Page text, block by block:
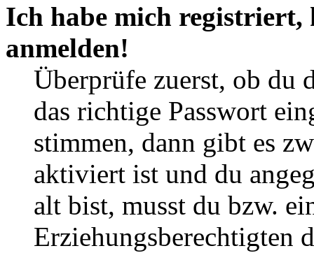
Ich habe mich
anmelden!
Überprüfe zuerst, ob du
das richtige Passwort
stimmen, dann gibt es
aktiviert ist und du
alt bist, musst du bzw.
Erziehungsberechtigten